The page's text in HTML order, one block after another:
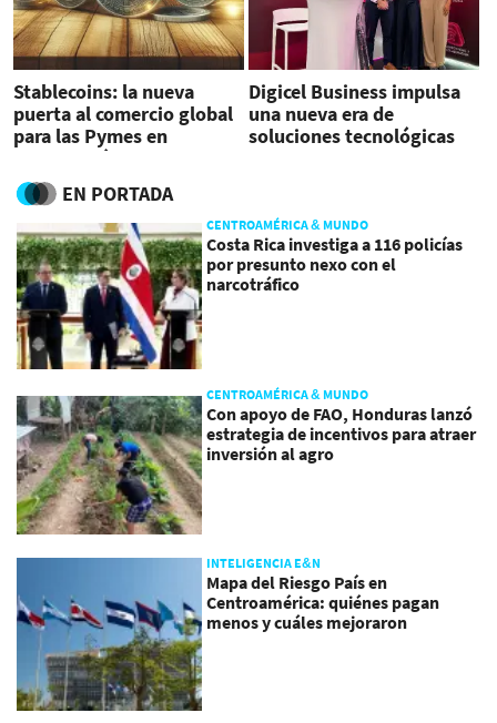
Stablecoins: la nueva
puerta al comercio global
para las Pymes en
Centroamérica
Digicel Business impulsa
una nueva era de
soluciones tecnológicas
EN PORTADA
CENTROAMÉRICA & MUNDO
Costa Rica investiga a 116 policías
por presunto nexo con el
narcotráfico
CENTROAMÉRICA & MUNDO
Con apoyo de FAO, Honduras lanzó
estrategia de incentivos para atraer
inversión al agro
INTELIGENCIA E&N
Mapa del Riesgo País en
Centroamérica: quiénes pagan
menos y cuáles mejoraron